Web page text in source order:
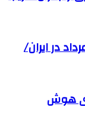
در ایران/
هوش